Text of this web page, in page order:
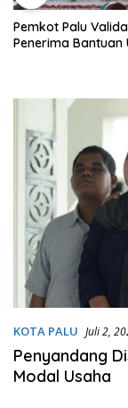
Pemkot Palu
Penerima Bantuan
KOTA PALU Juli 2,
Penyandang
Modal Usaha